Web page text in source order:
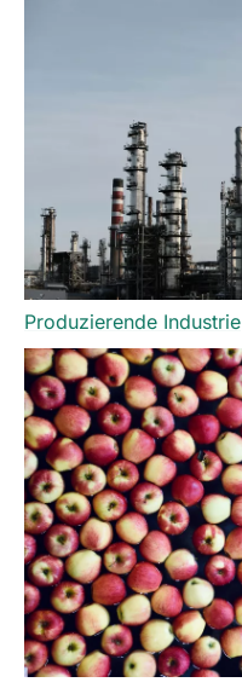
Produzierende Industrie